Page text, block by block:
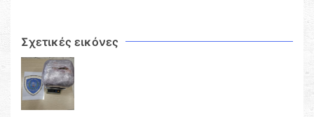
Σχετικές εικόνες